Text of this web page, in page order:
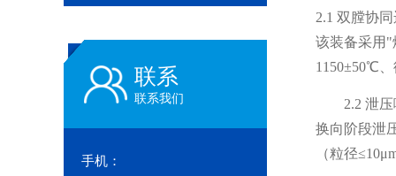
联系
联系我们
手机：
2.1 双膛协
该装备采用"
1150±50℃
2.2 泄
换向阶段泄
（粒径